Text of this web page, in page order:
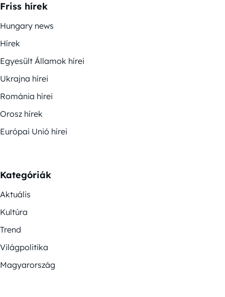
Friss hírek
Hungary news
Hírek
Egyesült Államok hírei
Ukrajna hírei
Románia hírei
Orosz hírek
Európai Unió hírei
Kategóriák
Aktuális
Kultúra
Trend
Világpolitika
Magyarország